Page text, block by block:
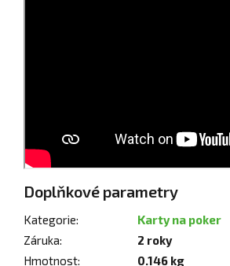
Doplňkové parametry
Kategorie:
Karty na poker
Záruka:
2 roky
Hmotnost: 0.146 kg